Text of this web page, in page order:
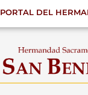
PORTAL DEL